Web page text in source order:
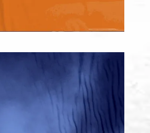
y producimos festivales de
que dan que hablar.